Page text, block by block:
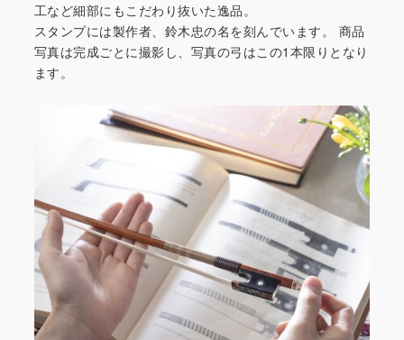
工など細部にもこだわり抜いた逸品。
スタンプには製作者、鈴木忠の名を刻んでいます。
商品
写真は完成ごとに撮影し、写真の弓はこの1本限りとなり
ます。